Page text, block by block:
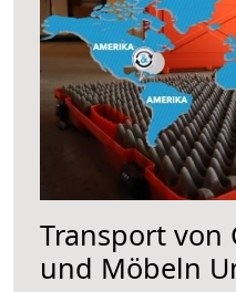
Transport von
und Möbeln